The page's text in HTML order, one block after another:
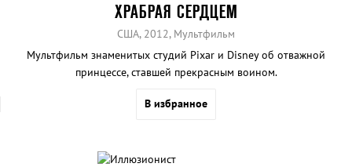
ХРАБРАЯ СЕРДЦЕМ
США, 2012, Мультфильм
Мультфильм знаменитых студий Pixar и Disney об отважной
принцессе, ставшей прекрасным воином.
В избранное